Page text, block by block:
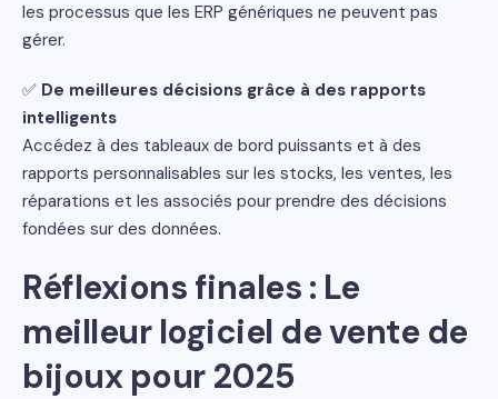
les processus que les ERP génériques ne peuvent pas
gérer.
✅ De meilleures décisions grâce à des rapports
intelligents
Accédez à des tableaux de bord puissants et à des
rapports personnalisables sur les stocks, les ventes, les
réparations et les associés pour prendre des décisions
fondées sur des données.
Réflexions finales : Le
meilleur logiciel de vente de
bijoux pour 2025